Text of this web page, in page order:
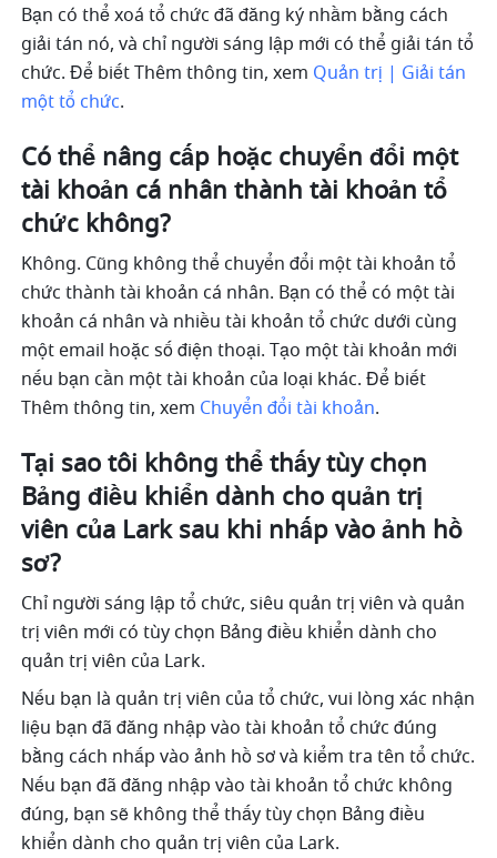
Bạn có thể xoá tổ chức đã đăng ký nhầm bằng cách
giải tán nó, và chỉ người sáng lập mới có thể giải tán tổ
chức. Để biết Thêm thông tin, xem Quản trị | Giải tán
một tổ chức.
Có thể nâng cấp hoặc chuyển đổi một
tài khoản cá nhân thành tài khoản tổ
chức không?
Không. Cũng không thể chuyển đổi một tài khoản tổ
chức thành tài khoản cá nhân. Bạn có thể có một tài
khoản cá nhân và nhiều tài khoản tổ chức dưới cùng
một email hoặc số điện thoại. Tạo một tài khoản mới
nếu bạn cần một tài khoản của loại khác. Để biết
Thêm thông tin, xem Chuyển đổi tài khoản.
Tại sao tôi không thể thấy tùy chọn
Bảng điều khiển dành cho quản trị
viên của Lark sau khi nhấp vào ảnh hồ
sơ?
Chỉ người sáng lập tổ chức, siêu quản trị viên và quản
trị viên mới có tùy chọn Bảng điều khiển dành cho
quản trị viên của Lark.
Nếu bạn là quản trị viên của tổ chức, vui lòng xác nhận
liệu bạn đã đăng nhập vào tài khoản tổ chức đúng
bằng cách nhấp vào ảnh hồ sơ và kiểm tra tên tổ chức.
Nếu bạn đã đăng nhập vào tài khoản tổ chức không
đúng, bạn sẽ không thể thấy tùy chọn Bảng điều
khiển dành cho quản trị viên của Lark.